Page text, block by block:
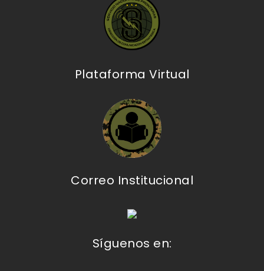
Plataforma Virtual
Correo Institucional
Síguenos en: